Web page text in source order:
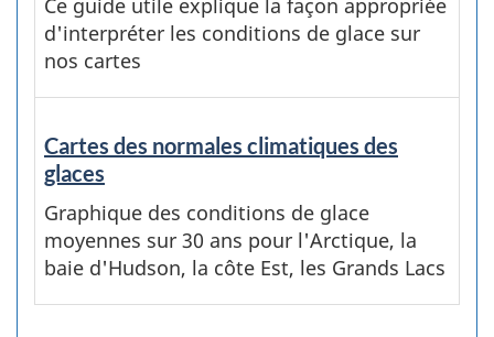
Ce guide utile explique la façon appropriée
d'interpréter les conditions de glace sur
nos cartes
Cartes des normales climatiques des
glaces
Graphique des conditions de glace
moyennes sur 30 ans pour l'Arctique, la
baie d'Hudson, la côte Est, les Grands Lacs